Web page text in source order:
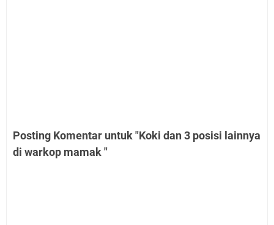
Posting Komentar untuk "Koki dan 3 posisi lainnya
di warkop mamak "